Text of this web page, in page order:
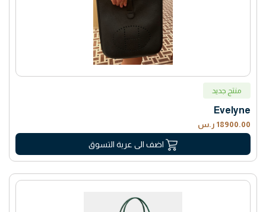
منتج جديد
Evelyne
18900.00 ر.س
اضف الى عربة التسوق